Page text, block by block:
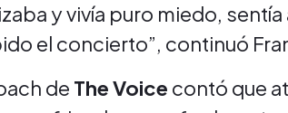
y vivía puro miedo,
el concierto”, continuó
de The Voice contó que